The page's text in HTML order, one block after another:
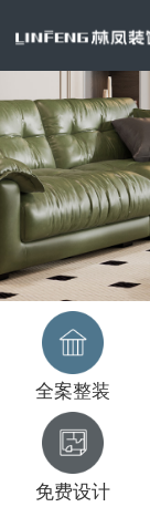
全案整装
免费设计